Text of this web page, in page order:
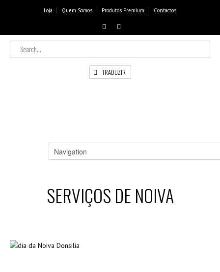
Loja Quem Somos Produtos Premium Contactos
TRADUZIR
SERVIÇOS DE NOIVA